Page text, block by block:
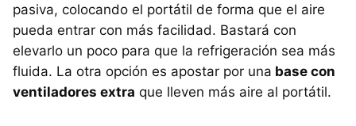
pasiva, colocando el portátil de forma que el aire
pueda entrar con más facilidad. Bastará con
elevarlo un poco para que la refrigeración sea más
fluida. La otra opción es apostar por una base con
ventiladores extra que lleven más aire al portátil.